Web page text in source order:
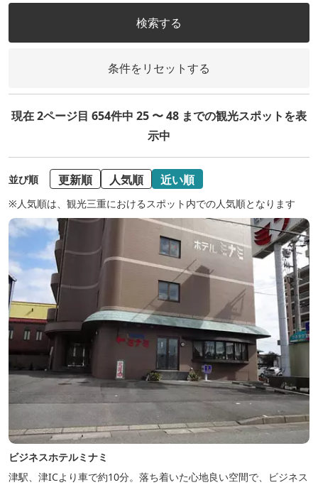
検索する
条件をリセットする
現在 2ページ目 654件中 25 〜 48 までの観光スポットを表
示中
並び順 更新順 人気順 近い順
※人気順は、観光三重におけるスポット内での人気順となります
ビジネスホテルミナミ
津駅、津ICより車で約10分。落ち着いた心地良い空間で、ビジネス